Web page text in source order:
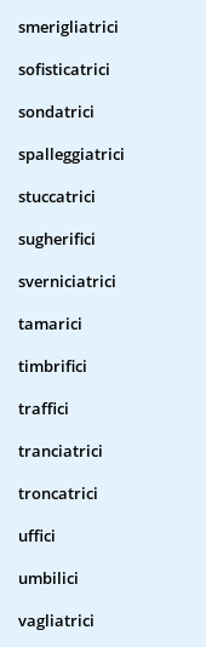
smerigliatrici
sofisticatrici
sondatrici
spalleggiatrici
stuccatrici
sugherifici
sverniciatrici
tamarici
timbrifici
traffici
tranciatrici
troncatrici
uffici
umbilici
vagliatrici